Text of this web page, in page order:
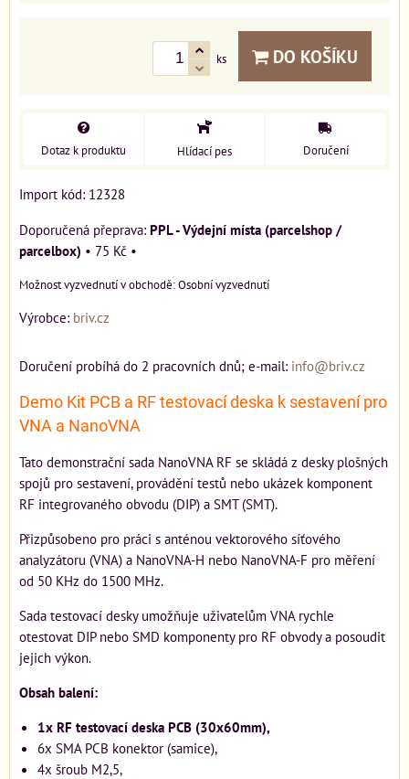
ks DO KOŠÍKU
Dotaz k produktu Hlídací pes Doručení
Import kód: 12328
PPL - Výdejní místa (parcelshop /
parcelbox) • 75 Kč •
Osobní vyzvednutí
Výrobce: briv.cz
Doručení probíhá do 2 pracovních dnů; e-mail: info@briv.cz
Demo Kit PCB a RF testovací deska k sestavení pro
VNA a NanoVNA
Tato demonstrační sada NanoVNA RF se skládá z desky plošných
spojů pro sestavení, provádění testů nebo ukázek komponent
RF integrovaného obvodu (DIP) a SMT (SMT).
Přizpůsobeno pro práci s anténou vektorového síťového
analyzátoru (VNA) a NanoVNA-H nebo NanoVNA-F pro měření
od 50 KHz do 1500 MHz.
Sada testovací desky umožňuje uživatelům VNA rychle
otestovat DIP nebo SMD komponenty pro RF obvody a posoudit
jejich výkon.
Obsah balení:
1x RF testovací deska PCB (30x60mm),
6x SMA PCB konektor (samice),
4x šroub M2,5,